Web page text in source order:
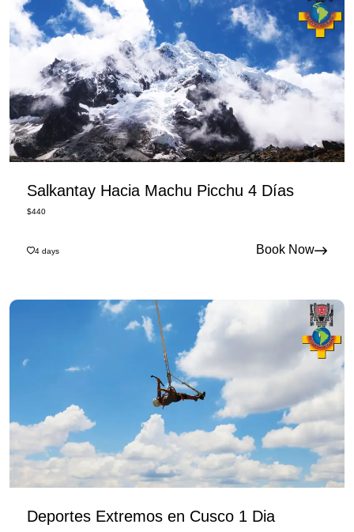
Salkantay Hacia Machu Picchu 4 Días
$440
4 days Book Now
Deportes Extremos en Cusco 1 Dia